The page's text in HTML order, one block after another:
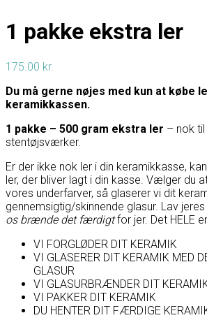
1 pakke ekstra ler
175.00 kr.
Du må gerne nøjes med kun at købe
keramikkassen.
1 pakke – 500 gram ekstra ler – nok
stentøjsværker.
Er der ikke nok ler i din keramikkasse,
ler, der bliver lagt i din kasse. Vælger du
vores underfarver, så glaserer vi dit
gennemsigtig/skinnende glasur. Lav
os brænde det færdigtfor jer. Det HELE er
VI FORGLØDER DIT KERAMIK
VI GLASERER DIT KERAMIK MED
GLASUR
VI GLASURBRÆNDER DIT
VI PAKKER DIT KERAMIK
DU HENTER DIT FÆRDIGE